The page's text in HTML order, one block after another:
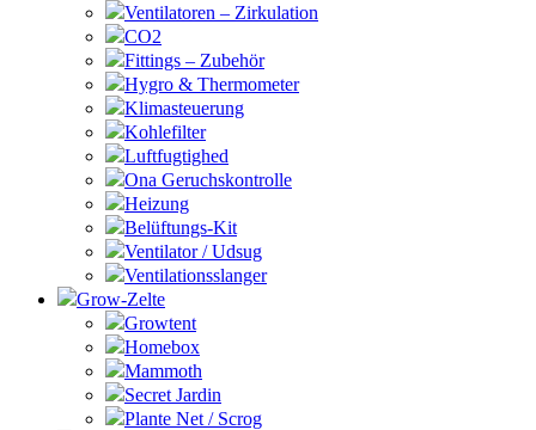
Ventilatoren – Zirkulation
CO2
Fittings – Zubehör
Hygro & Thermometer
Klimasteuerung
Kohlefilter
Luftfugtighed
Ona Geruchskontrolle
Heizung
Belüftungs-Kit
Ventilator / Udsug
Ventilationsslanger
Grow-Zelte
Growtent
Homebox
Mammoth
Secret Jardin
Plante Net / Scrog